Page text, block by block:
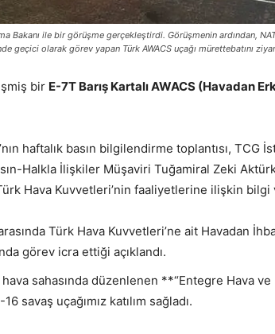
Bakanı ile bir görüşme gerçekleştirdi. Görüşmenin ardından,
geçici olarak görev yapan Türk AWACS uçağı mürettebatını
bir E-7T Barış KartalıAWACS (Havadan
haftalık basın bilgilendirme toplantısı, TCG
Halkla İlişkiler Müşaviri Tuğamiral Zeki
Hava Kuvvetleri’nin faaliyetlerine ilişkin bilgi
Türk Hava Kuvvetleri’ne ait Havadan
görev icra ettiği açıklandı.
hava sahasında düzenlenen **“Entegre Hava ve
savaş uçağımız katılım sağladı.